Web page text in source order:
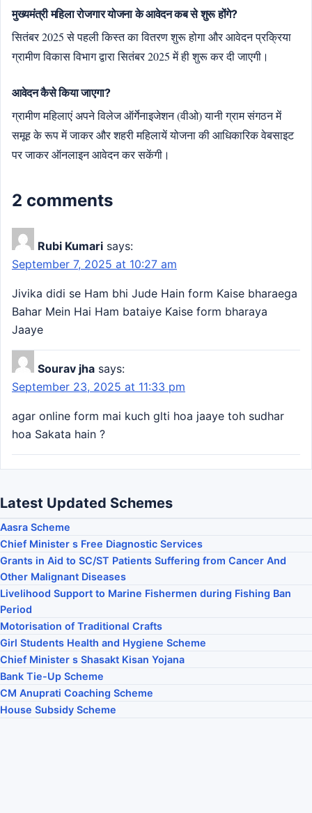
मुख्यमंत्री महिला रोजगार योजना के आवेदन कब से शुरू होंगे?
सितंबर 2025 से पहली किस्त का वितरण शुरू होगा और आवेदन प्रक्रिया
ग्रामीण विकास विभाग द्वारा सितंबर 2025 में ही शुरू कर दी जाएगी।
आवेदन कैसे किया जाएगा?
ग्रामीण महिलाएं अपने विलेज ऑर्गेनाइजेशन (वीओ) यानी ग्राम संगठन में
समूह के रूप में जाकर और शहरी महिलायें योजना की आधिकारिक वेबसाइट
पर जाकर ऑनलाइन आवेदन कर सकेंगी।
2 comments
Rubi Kumari says:
September 7, 2025 at 10:27 am
Jivika didi se Ham bhi Jude Hain form Kaise bharaega
Bahar Mein Hai Ham bataiye Kaise form bharaya
Jaaye
Sourav jha says:
September 23, 2025 at 11:33 pm
agar online form mai kuch glti hoa jaaye toh sudhar
hoa Sakata hain ?
Latest Updated Schemes
Aasra Scheme
Chief Minister s Free Diagnostic Services
Grants in Aid to SC/ST Patients Suffering from Cancer And
Other Malignant Diseases
Livelihood Support to Marine Fishermen during Fishing Ban
Period
Motorisation of Traditional Crafts
Girl Students Health and Hygiene Scheme
Chief Minister s Shasakt Kisan Yojana
Bank Tie-Up Scheme
CM Anuprati Coaching Scheme
House Subsidy Scheme